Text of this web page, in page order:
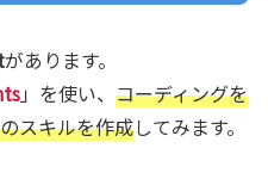
があります。
」を使い、 コーディングを
スキルを作成してみます。